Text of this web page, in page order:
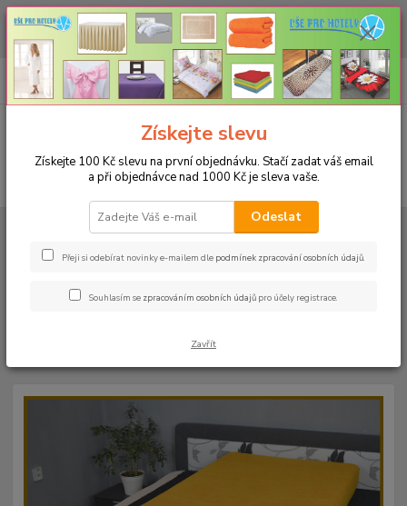
CHCETE NAKOUPIT VĚTŠÍ MNOŽSTVÍ NAŠICH PRODUKTŮ ZA LEPŠÍ
CENU? Klikněte ZDE
CZK
+420 773 794 023
Pondělí-pátek 9-16 hodin
0ks
za0 Kč
PROSTĚRADLA
Froté prostěradla s gumou - 190g/m2 - 45 barev
05 světle oranžová
Froté prostěradlo 160x200cm -
Získejte slevu
Získejte 100 Kč slevu na první objednávku. Stačí zadat váš email
a při objednávce nad 1000 Kč je sleva vaše.
Odeslat
Přeji si odebírat novinky e-mailem dle podmínek zpracování osobních údajů.
Souhlasím se zpracováním osobních údajů pro účely registrace.
Zavřít